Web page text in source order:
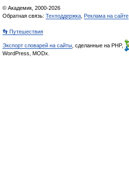
© Академик, 2000-2026
Обратная связь: Техподдержка Реклама на сайте
👣 Путешествия
Экспорт словарей на сайты , сделанные на PHP,
WordPress, MODx.